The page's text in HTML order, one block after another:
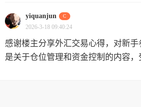
yiquanjun C
2026-3-18 09:40:24
感谢楼主分享外汇交易心得，对新手
是关于仓位管理和资金控制的内容，